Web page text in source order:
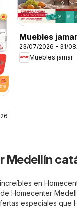
Muebles jamar
Feria del
23/07/2026 - 31/
Muebles jamar
Medellín
en
Homecenter
especiales que